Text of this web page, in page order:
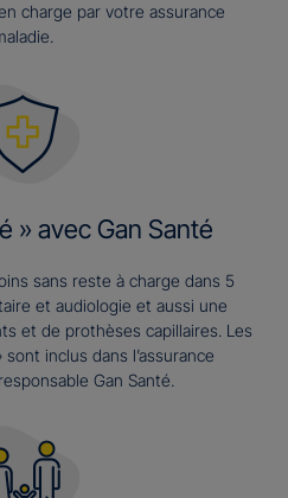
charge par votre assurance
» avec Gan Santé
sans reste à charge dans 5
et audiologie et aussi une
et de prothèses capillaires. Les
sont inclus dans l’assurance
Gan Santé.